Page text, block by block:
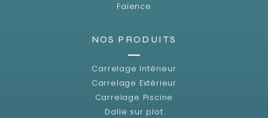
Faïence
NOS PRODUITS
Carrelage Intérieur
Carrelage Extérieur
Carrelage Piscine
Dalle sur plot